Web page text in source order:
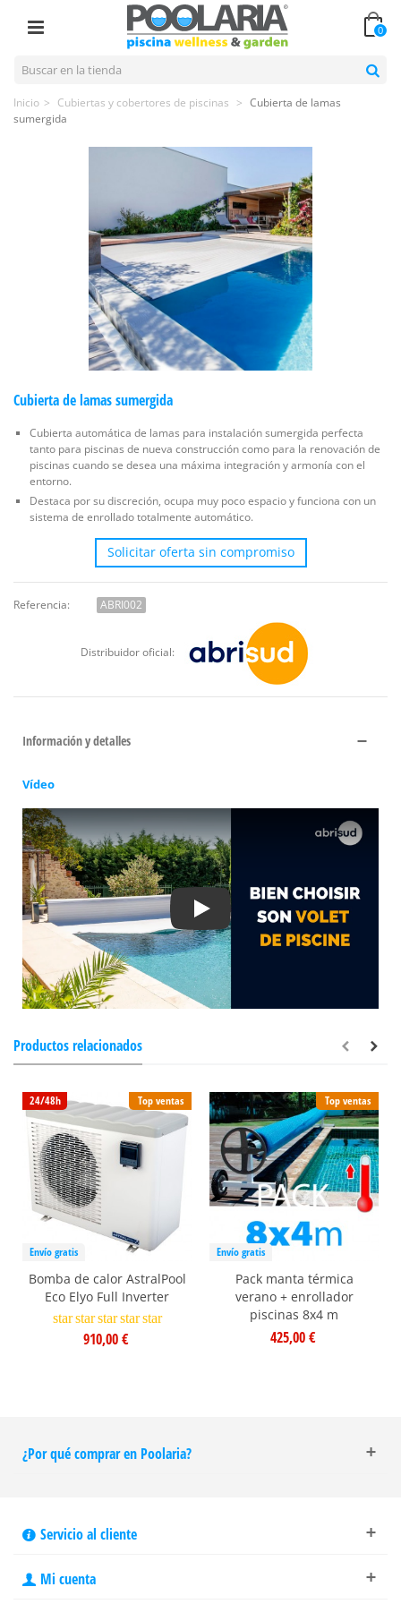
0
Inicio > Cubiertas y cobertores de piscinas > Cubierta de lamas
sumergida
Cubierta de lamas sumergida
Cubierta automática de lamas para instalación sumergida perfecta
tanto para piscinas de nueva construcción como para la renovación de
piscinas cuando se desea una máxima integración y armonía con el
entorno.
Destaca por su discreción, ocupa muy poco espacio y funciona con un
sistema de enrollado totalmente automático.
Solicitar oferta sin compromiso
Referencia: ABRI002
Distribuidor oficial:
Información y detalles
Vídeo
Play
Productos relacionados
Top ventas
24/48h
Envío gratis
Bomba de calor AstralPool
Eco Elyo Full Inverter
star star star star star
910,00 €
Top ventas
Envío gratis
Pack manta térmica
verano + enrollador
piscinas 8x4 m
425,00 €
¿Por qué comprar en Poolaria?
Servicio al cliente
Mi cuenta